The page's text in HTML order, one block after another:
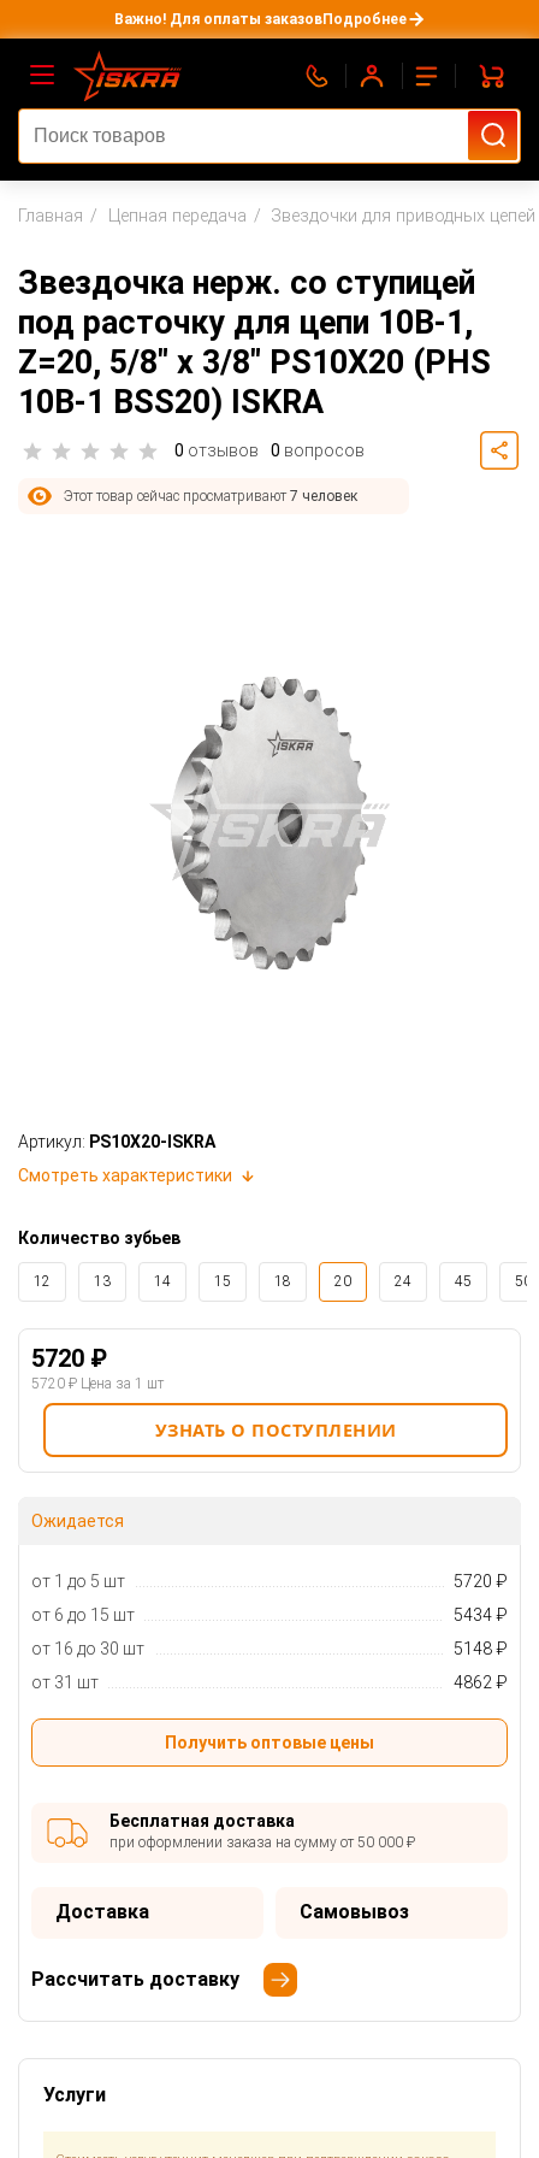
Важно! Для оплаты заказовПодробнее
Главная Цепная передача Звездочки для приводных цепей
Звездочка нерж. со ступицей
под расточку для цепи 10B-1,
Z=20, 5/8" x 3/8" PS10X20 (PHS
10B-1 BSS20) ISKRA
0 отзывов 0 вопросов
Этот товар сейчас просматривают7 человек
Артикул: PS10X20-ISKRA
Смотреть характеристики
Количество зубьев
12 13 14 15 18 20 24 45 50
5720 ₽
5720 ₽ Цена за 1 шт
УЗНАТЬ О ПОСТУПЛЕНИИ
Ожидается
от 1 до 5 шт
5720 ₽
от 6 до 15 шт
5434 ₽
от 16 до 30 шт
5148 ₽
от 31 шт
4862 ₽
Получить оптовые цены
Бесплатная доставка
при оформлении заказа на сумму от 50 000 ₽
Доставка Самовывоз
Рассчитать доставку
Услуги